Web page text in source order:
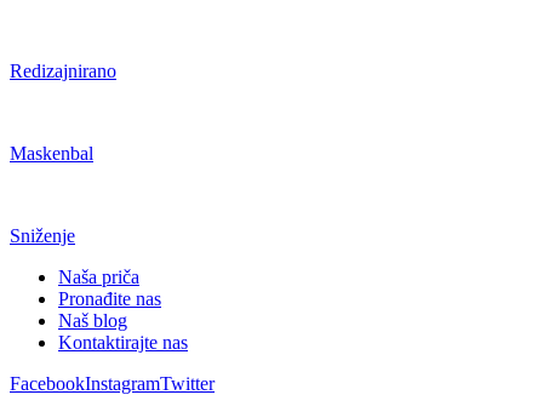
Redizajnirano
Maskenbal
Sniženje
Naša priča
Pronađite nas
Naš blog
Kontaktirajte nas
FacebookInstagramTwitter